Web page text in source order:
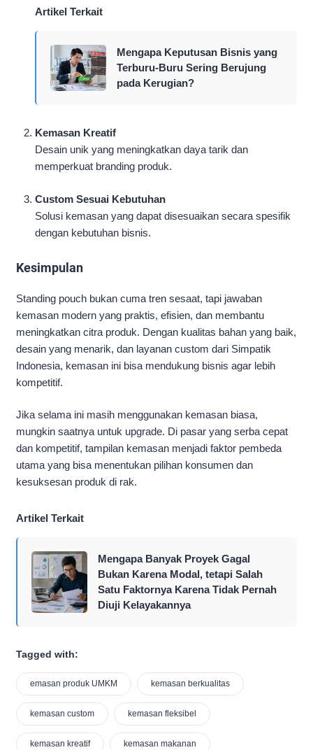
Artikel Terkait
Mengapa Keputusan Bisnis yang
Terburu-Buru Sering Berujung
pada Kerugian?
Kemasan Kreatif
Desain unik yang meningkatkan daya tarik dan
memperkuat branding produk.
Custom Sesuai Kebutuhan
Solusi kemasan yang dapat disesuaikan secara spesifik
dengan kebutuhan bisnis.
Kesimpulan
Standing pouch bukan cuma tren sesaat, tapi jawaban
kemasan modern yang praktis, efisien, dan membantu
meningkatkan citra produk. Dengan kualitas bahan yang baik,
desain yang menarik, dan layanan custom dari Simpatik
Indonesia, kemasan ini bisa mendukung bisnis agar lebih
kompetitif.
Jika selama ini masih menggunakan kemasan biasa,
mungkin saatnya untuk upgrade. Di pasar yang serba cepat
dan kompetitif, tampilan kemasan menjadi faktor pembeda
utama yang bisa menentukan pilihan konsumen dan
kesuksesan produk di rak.
Artikel Terkait
Mengapa Banyak Proyek Gagal
Bukan Karena Modal, tetapi Salah
Satu Faktornya Karena Tidak Pernah
Diuji Kelayakannya
Tagged with:
emasan produk UMKM kemasan berkualitas
kemasan custom kemasan fleksibel
kemasan kreatif kemasan makanan